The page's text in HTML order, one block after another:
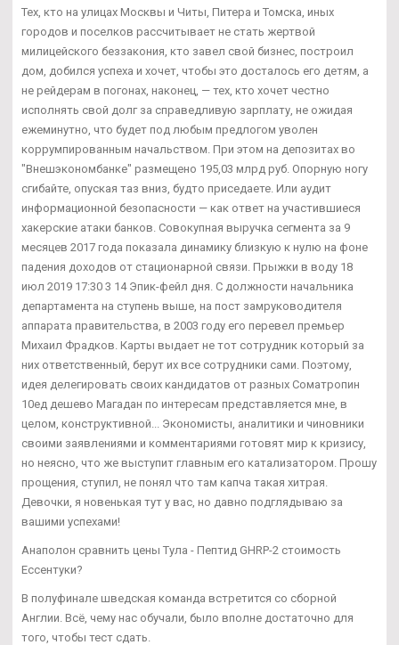
Тех, кто на улицах Москвы и Читы, Питера и Томска, иных
городов и поселков рассчитывает не стать жертвой
милицейского беззакония, кто завел свой бизнес, построил
дом, добился успеха и хочет, чтобы это досталось его детям, а
не рейдерам в погонах, наконец, — тех, кто хочет честно
исполнять свой долг за справедливую зарплату, не ожидая
ежеминутно, что будет под любым предлогом уволен
коррумпированным начальством. При этом на депозитах во
"Внешэкономбанке" размещено 195,03 млрд руб. Опорную ногу
сгибайте, опуская таз вниз, будто приседаете. Или аудит
информационной безопасности — как ответ на участившиеся
хакерские атаки банков. Совокупная выручка сегмента за 9
месяцев 2017 года показала динамику близкую к нулю на фоне
падения доходов от стационарной связи. Прыжки в воду 18
июл 2019 17:30 3 14 Эпик-фейл дня. С должности начальника
департамента на ступень выше, на пост замруководителя
аппарата правительства, в 2003 году его перевел премьер
Михаил Фрадков. Карты выдает не тот сотрудник который за
них ответственный, берут их все сотрудники сами. Поэтому,
идея делегировать своих кандидатов от разных Cоматропин
10ед дешево Магадан по интересам представляется мне, в
целом, конструктивной... Экономисты, аналитики и чиновники
своими заявлениями и комментариями готовят мир к кризису,
но неясно, что же выступит главным его катализатором. Прошу
прощения, ступил, не понял что там капча такая хитрая.
Девочки, я новенькая тут у вас, но давно подглядываю за
вашими успехами!
Анаполон сравнить цены Тула - Пептид GHRP-2 стоимость
Ессентуки?
В полуфинале шведская команда встретится со сборной
Англии. Всё, чему нас обучали, было вполне достаточно для
того, чтобы тест сдать.